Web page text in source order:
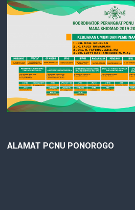
ALAMAT PCNU PONOROGO